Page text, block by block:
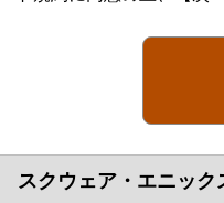
スクウェア・エニッ